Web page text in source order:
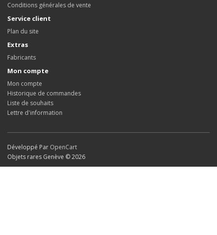
Conditions générales de vente
Service client
Plan du site
Extras
Fabricants
Mon compte
Mon compte
Historique de commandes
Liste de souhaits
Lettre d'information
Développé Par OpenCart
Objets rares Genève © 2026